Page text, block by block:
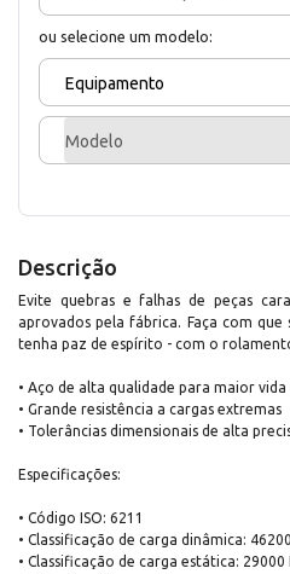
ou selecione um modelo:
Equipamento
Modelo
Descrição
Evite quebras e falhas de peças
aprovados pela fábrica. Faça com
tenha paz de espírito - com o
• Aço de alta qualidade para maior
• Grande resistência a cargas extremas
• Tolerâncias dimensionais de alta
Especificações:
• Código ISO: 6211
• Classificação de carga dinâmica:
• Classificação de carga estática: 29000